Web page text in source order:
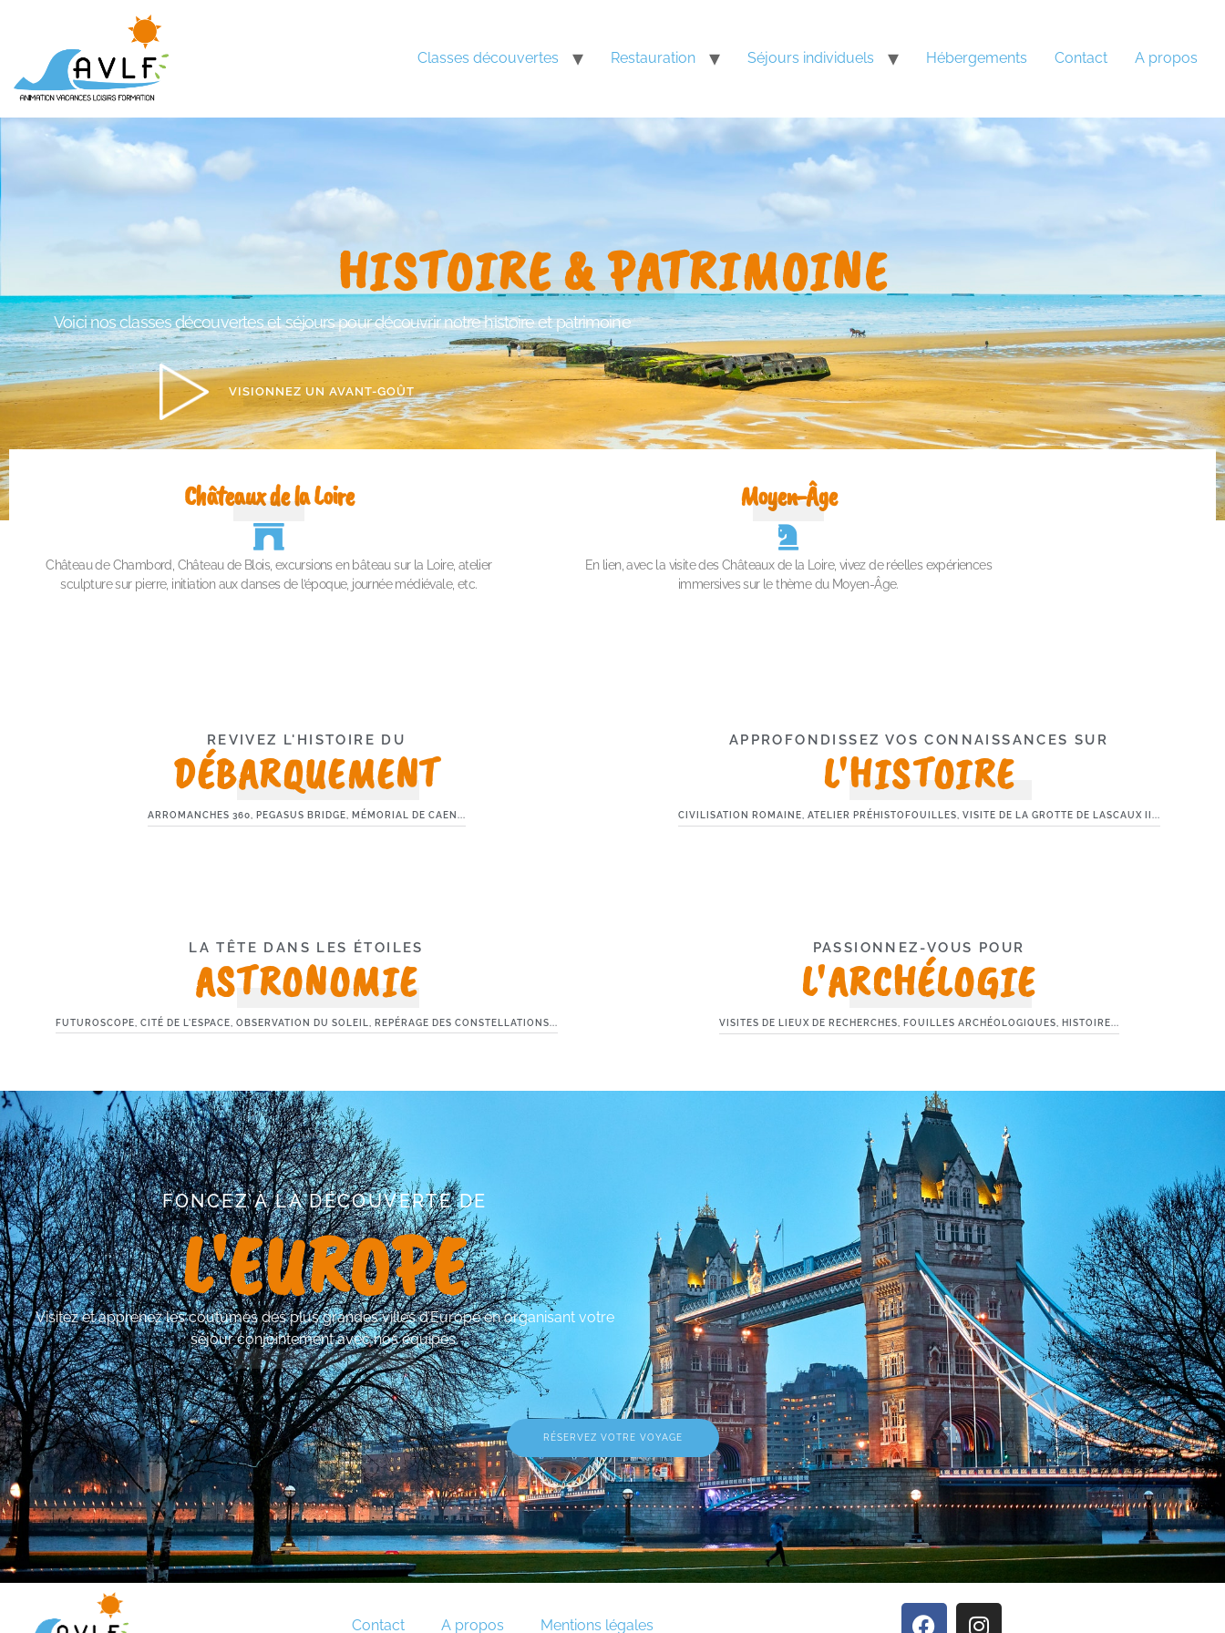
Classes découvertes Restauration Séjours individuels Hébergements Contact A propos
HISTOIRE & PATRIMOINE
Voici nos classes découvertes et séjours pour découvrir notre histoire et patrimoine
VISIONNEZ UN AVANT-GOÛT
Châteaux de la Loire
Château de Chambord, Château de Blois, excursions en bâteau sur la Loire, atelier
sculpture sur pierre, initiation aux danses de l’époque, journée médiévale, etc.
Moyen-Âge
En lien, avec la visite des Châteaux de la Loire, vivez de réelles expériences
immersives sur le thème du Moyen-Âge.
REVIVEZ L'HISTOIRE DU
DÉBARQUEMENT
ARROMANCHES 360, PEGASUS BRIDGE, MÉMORIAL DE CAEN...
APPROFONDISSEZ VOS CONNAISSANCES SUR
L'HISTOIRE
CIVILISATION ROMAINE, ATELIER PRÉHISTOFOUILLES, VISITE DE LA GROTTE DE LASCAUX II...
LA TÊTE DANS LES ÉTOILES
ASTRONOMIE
FUTUROSCOPE, CITÉ DE L'ESPACE, OBSERVATION DU SOLEIL, REPÉRAGE DES CONSTELLATIONS...
PASSIONNEZ-VOUS POUR
L'ARCHÉLOGIE
VISITES DE LIEUX DE RECHERCHES, FOUILLES ARCHÉOLOGIQUES, HISTOIRE...
FONCEZ À LA DÉCOUVERTE DE
L'EUROPE
Visitez et apprenez les coutumes des plus grandes villes d’Europe en organisant votre
séjour conjointement avec nos équipes.
RÉSERVEZ VOTRE VOYAGE
Contact A propos Mentions légales